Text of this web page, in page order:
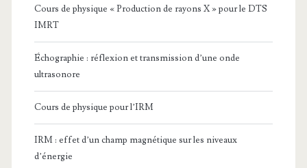
Cours de physique « Production de rayons X » pour le DTS
IMRT
Échographie : réflexion et transmission d’une onde
ultrasonore
Cours de physique pour l’IRM
IRM : effet d’un champ magnétique sur les niveaux
d’énergie